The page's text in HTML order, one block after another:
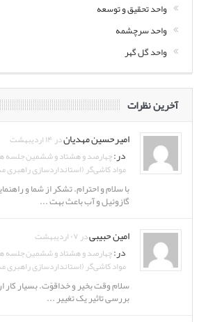
واحد تحقیق و توسعه
واحد سرچشمه
واحد گل گهر
آخرین نظرات
امیرحسین مهدیاندر ۱۴ اردیبهشت
در:چهارصد و هشتاد و ششمین جلسه
مواد کاشی‌گر (استانداردسازی راهبری
با سلام و احترام. تشکر از شما و
گازوئیل و آب باعث بهت ...
امین حبیبیدر ۰۷ اردیبهشت
در:چهارصد و هشتاد و ششمین جلسه
مواد کاشی‌گر (استانداردسازی راهبری
سلام وقت بخیر و خداقوّت. بسیار
بررسی تاثیر یک تغییر ...